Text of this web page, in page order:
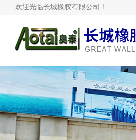
欢迎光临长城橡胶有限公司！